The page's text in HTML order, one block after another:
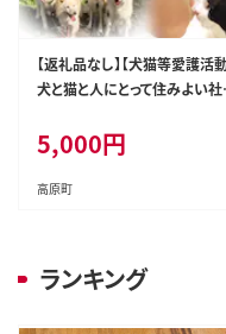
【返礼品なし】【犬猫等愛護活
犬と猫と人にとって住みよい社
定非営利活動法人 咲桃虎(さく
もんと) TF3004-P00056
5,000円
高原町
ランキング